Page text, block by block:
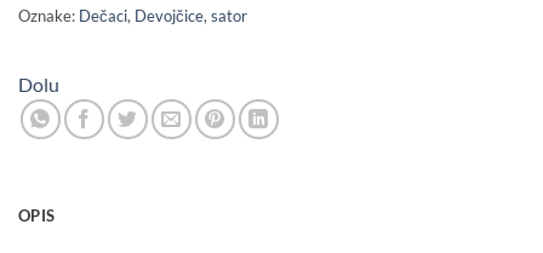
Oznake: Dečaci, Devojčice,sator
Dolu
OPIS